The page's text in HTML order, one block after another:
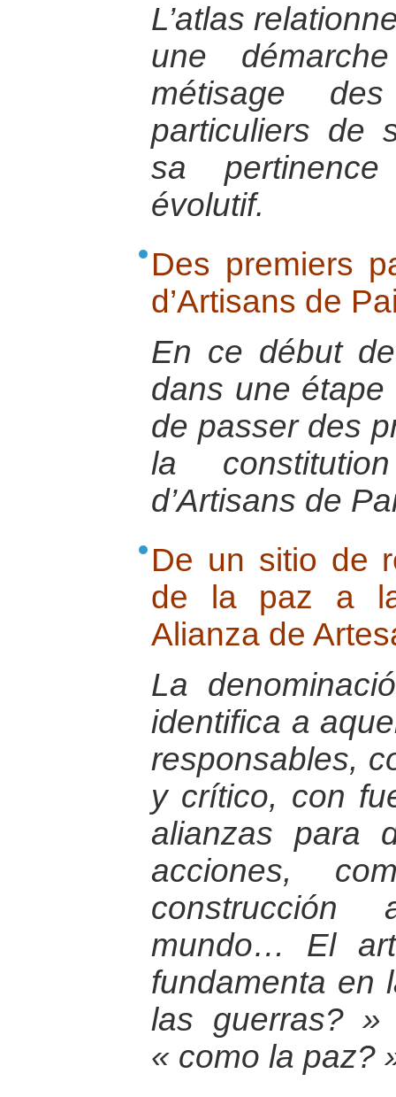
L’atlas
une
métisage
particuliers de
sa
évolutif.
Des premiers
d’Artisans de
En ce début
dans une étape
de passer des
la
d’Artisans de
De un sitio de
de la paz a
Alianza de
La
identifica a
responsables,
y crítico, con
alianzas para
acciones,
mundo… El
fundamenta en
las guerras?
« como la paz?